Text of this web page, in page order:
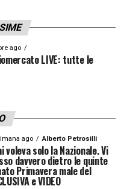
ago
LIVE: tutte le
ago Alberto Petrosilli
solo la Nazionale. Vi
davvero dietro le quinte
Primavera male del
e VIDEO